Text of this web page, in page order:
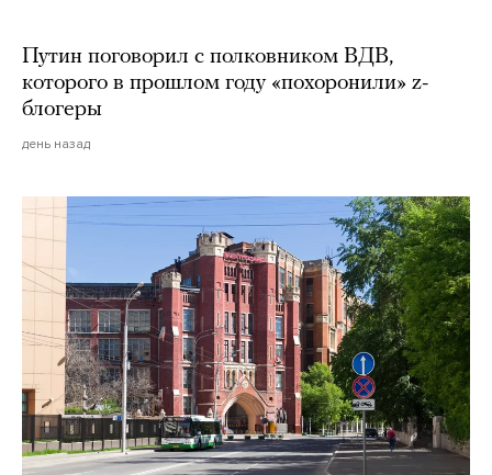
Путин поговорил с полковником ВДВ,
которого в прошлом году «похоронили» z-
блогеры
день назад